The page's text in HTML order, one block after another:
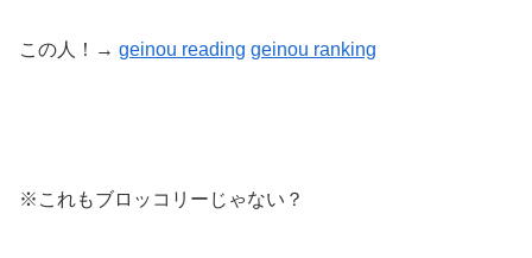
この人！→ geinou reading geinou ranking
※これもブロッコリーじゃない？